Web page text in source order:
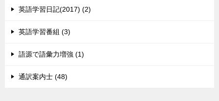
英語学習日記(2017) (2)
英語学習番組 (3)
語源で語彙力増強 (1)
通訳案内士 (48)